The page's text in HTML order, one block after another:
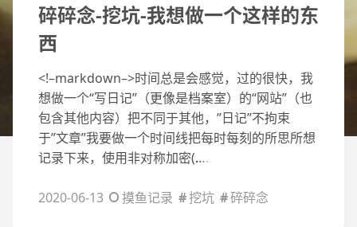
碎碎念-挖坑-我想做一个这样的东
西
<!–markdown–>时间总是会感觉，过的很快，我
想做一个“写日记”（更像是档案室）的“网站”（也
包含其他内容）把不同于其他，”日记”不拘束
于”文章”我要做一个时间线把每时每刻的所思所想
记录下来，使用非对称加密(…..
2020-06-13 摸鱼记录 挖坑 碎碎念